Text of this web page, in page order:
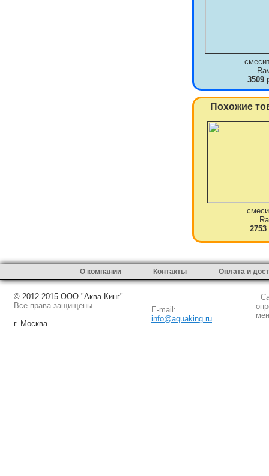
3509
Похожие
2753
О компании Контакты Оплата и
© 2012-2015 ООО "Аква-Кинг"
Все права защищены
г. Москва
E-mail:
info@aquaking.ru